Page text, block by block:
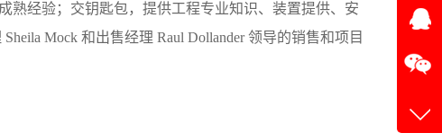
熟经验；交钥匙包，提供工程专业知识、装置提供、安
Mock 和出售经理 Raul Dollander 领导的销售和项目